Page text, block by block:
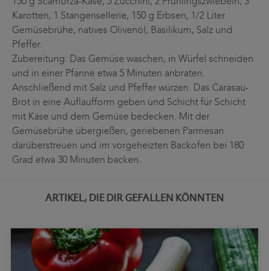
Karotten, 1 Stangensellerie, 150 g Erbsen, 1/2 Liter
Gemüsebrühe, natives Olivenöl, Basilikum, Salz und
Pfeffer.
Zubereitung: Das Gemüse waschen, in Würfel schneiden
und in einer Pfanne etwa 5 Minuten anbraten.
Anschließend mit Salz und Pfeffer würzen. Das Carasau-
Brot in eine Auflaufform geben und Schicht für Schicht
mit Käse und dem Gemüse bedecken. Mit der
Gemüsebrühe übergießen, geriebenen Parmesan
darüberstreuen und im vorgeheizten Backofen bei 180
Grad etwa 30 Minuten backen.
ARTIKEL, DIE DIR GEFALLEN KÖNNTEN